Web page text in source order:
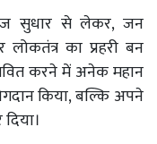
सुधार से लेकर, जन
का प्रहरी बन
करने में अनेक महान
किया, बल्कि अपने